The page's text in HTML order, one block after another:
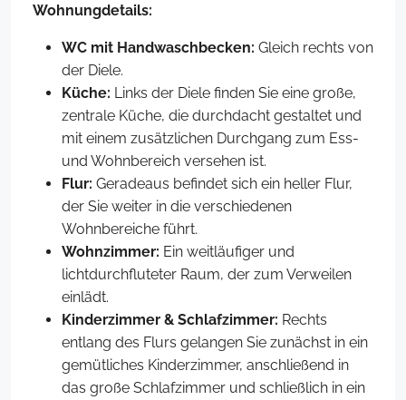
Wohnungdetails:
WC mit Handwaschbecken: Gleich rechts von
der Diele.
Küche: Links der Diele finden Sie eine große,
zentrale Küche, die durchdacht gestaltet und
mit einem zusätzlichen Durchgang zum Ess-
und Wohnbereich versehen ist.
Flur: Geradeaus befindet sich ein heller Flur,
der Sie weiter in die verschiedenen
Wohnbereiche führt.
Wohnzimmer: Ein weitläufiger und
lichtdurchfluteter Raum, der zum Verweilen
einlädt.
Kinderzimmer & Schlafzimmer: Rechts
entlang des Flurs gelangen Sie zunächst in ein
gemütliches Kinderzimmer, anschließend in
das große Schlafzimmer und schließlich in ein